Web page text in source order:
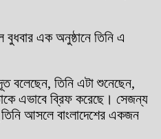
বুধবার এক অনুষ্ঠানে তিনি এ
বলেছেন, তিনি এটা শুনেছেন,
এভাবে ব্রিফ করেছে। সেজন্য
আসলে বাংলাদেশের একজন